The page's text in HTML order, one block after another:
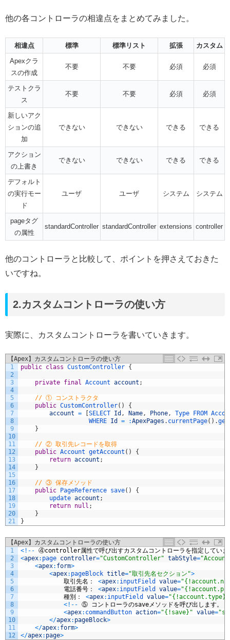
他の各コントローラの相違点をまとめてみました。
相違点 標準 標準リスト 拡張
カスタム
Apexクラ
スの作成
不要 不要 必須 必須
テストクラ
ス
不要 不要 必須 必須
新しいアク
ションの追
加
できない できない できる できる
アクション
の上書き
できない できない できる できる
デフォルト
の実行モー
ド
ユーザ ユーザ システム システム
pageタグ
の属性
standardController standardController extensions controller
他のコントローラと比較して、ポイントを押さえておきた
いですね。
2.カスタムコントローラの使い方
実際に、カスタムコントローラを書いていきます。
【Apex】カスタムコントローラの使い方
1
2
3
4
5
6
7
8
9
10
11
12
13
14
15
16
17
18
19
20
21
public class CustomController {
private final Account account ;
// ① コンストラクタ
public CustomController( )
{
account = SELECT Id , Name, Phone, Type FROM
WHERE Id = :ApexPages . currentPage( ) .
}
// ② 取引先レコードを取得
public Account getAccount ( )
{
return account ;
}
// ③ 保存メソッド
public
PageReference save( )
{
update account ;
return null ;
}
}
【Apex】カスタムコントローラの使い方
1
2
3
4
5
6
7
8
9
10
11
12
< ! -- ④controller属性で呼び出すカスタムコントローラを指定していま
<apex: page controller="CustomController" tabStyle=
<apex: form>
<apex: pageBlock title="取引先名セクション">
取引先名：
<apex: inputField value=
電話番号：
<apex: inputField value=
種別：
<apex: inputField value="{!account.type}"
< ! -- ⑤ コントローラのsaveメソッドを呼び出します。
<apex: commandButton action="{!save}" value=
</apex: pageBlock>
</apex: form>
</apex: page>